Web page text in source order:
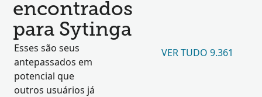
encontrados
para Sytinga
Esses são seus
antepassados em
potencial que
outros usuários já
VER TUDO 9.361